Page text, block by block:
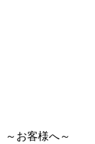
～お客様へ～